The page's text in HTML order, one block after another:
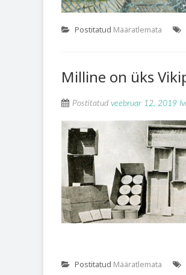
Postitatud Määratlemata
Milline on üks
Postitatud veebruar 12, 2019
Postitatud Määratlemata